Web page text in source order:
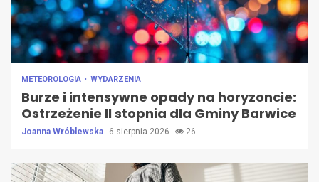
METEOROLOGIA WYDARZENIA
Burze i intensywne opady na horyzoncie:
Ostrzeżenie II stopnia dla Gminy Barwice
Joanna Wróblewska 6 sierpnia 2026 26